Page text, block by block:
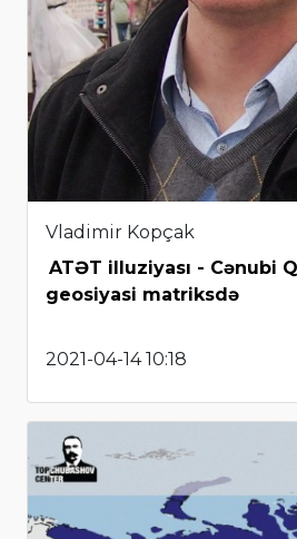
Vladimir Kopçak
ATƏT illuziyası - Cənubi
geosiyasi matriksdə
2021-04-14 10:18